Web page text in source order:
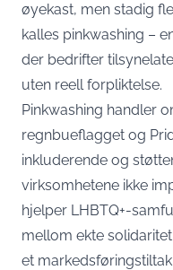
øyekast, men stadig
kalles pinkwashing –
der bedrifter
uten reell forpliktelse.
Pinkwashing handler
regnbueflagget og
inkluderende og
virksomhetene ikke
hjelper LHBTQ+-
mellom ekte
et